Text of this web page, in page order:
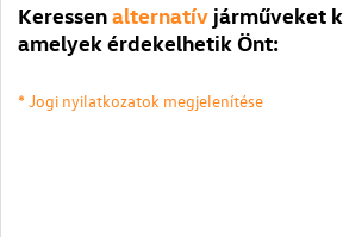
Keressenalternatív járműveket
amelyek érdekelhetik Önt:
* Jogi nyilatkozatok megjelenítése